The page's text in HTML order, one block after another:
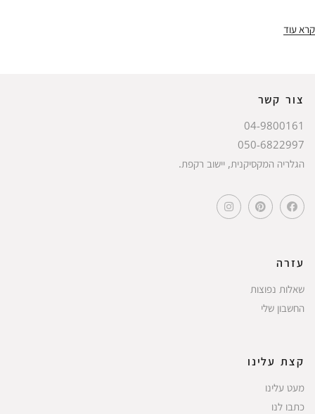
קרא עוד
צור קשר
04-9800161
050-6822997
הגלריה המקסיקנית, יישוב רקפת.
עזרה
שאלות נפוצות
החשבון שלי
קצת עלינו
מעט עלינו
כתבו לנו